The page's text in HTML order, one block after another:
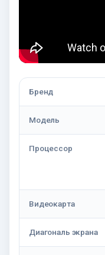
Бренд
Модель
Процессор
Видеокарта
Диагональ экрана